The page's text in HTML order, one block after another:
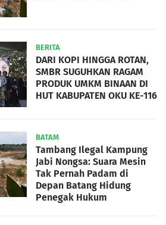
BERITA
DARI KOPI HINGGA ROTAN,
SMBR SUGUHKAN RAGAM
PRODUK UMKM BINAAN DI
HUT KABUPATEN OKU KE-116
BATAM
Tambang Ilegal Kampung
Jabi Nongsa: Suara Mesin
Tak Pernah Padam di
Depan Batang Hidung
Penegak Hukum